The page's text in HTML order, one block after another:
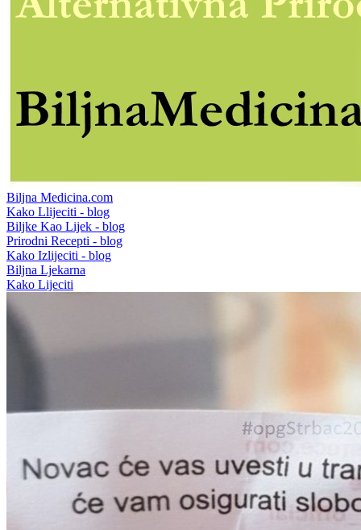
Biljna Medicina.com
Kako Llijeciti - blog
Biljke Kao Lijek - blog
Prirodni Recepti - blog
Kako Izlijeciti - blog
Biljna Ljekarna
Kako Lijeciti